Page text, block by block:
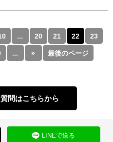
... 20 21 22 23
... » 最後のページ
問はこちらから
LINEで送る